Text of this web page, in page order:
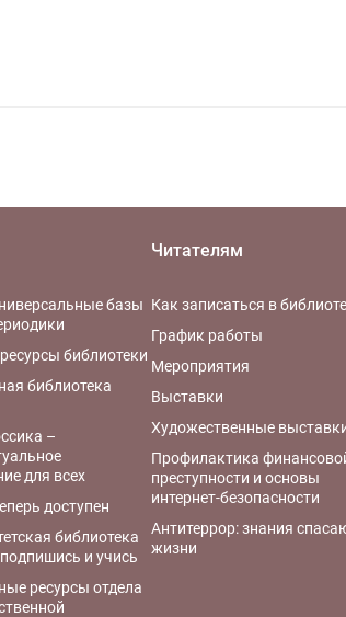
базы
библиотеки
библиотека
–
для всех
доступен
библиотека
и учись
ресурсы отдела
Читателям
Как записаться в
График работы
Мероприятия
Выставки
Художественные
Профилактика
преступности и основы
интернет-безопасности
Антитеррор: знания
жизни